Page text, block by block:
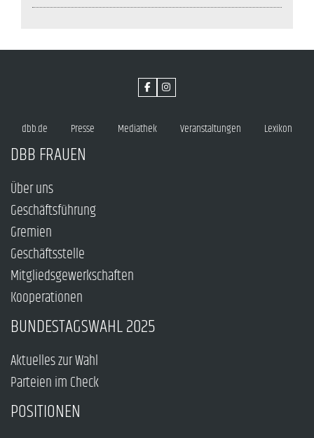
dbb.de Presse Mediathek Veranstaltungen Lexikon
DBB FRAUEN
Über uns
Geschäftsführung
Gremien
Geschäftsstelle
Mitgliedsgewerkschaften
Kooperationen
BUNDESTAGSWAHL 2025
Aktuelles zur Wahl
Parteien im Check
POSITIONEN